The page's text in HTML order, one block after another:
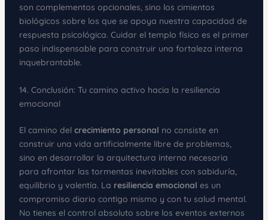
son complementos opcionales, sino los cimientos
biológicos sobre los que se apoya nuestra capacidad de
respuesta psicológica. Cuidar el templo físico es el primer
paso indispensable para construir una fortaleza interna
inquebrantable.
14. Conclusión: Tu camino activo hacia la resiliencia
emocional
El camino del crecimiento personal no consiste en
construir una vida artificialmente libre de problemas,
sino en desarrollar la arquitectura interna necesaria
para afrontar las tormentas inevitables con sabiduría,
equilibrio y valentía. La resiliencia emocional es un
compromiso diario contigo mismo y con tu salud mental.
No tienes el control absoluto sobre los eventos externos